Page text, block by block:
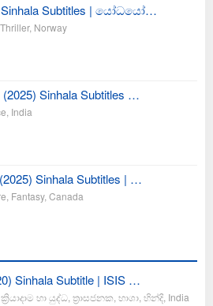
Sinhala Subtitles | යෝධයෝ…
Thriller, Norway
(2025) Sinhala Subtitles …
India
Sinhala Subtitles | …
Fantasy, Canada
Sinhala Subtitle | ISIS …
ක්‍රියාදාම හා යුද්ධ ත්‍රාසජනක භාශා හින්දි India